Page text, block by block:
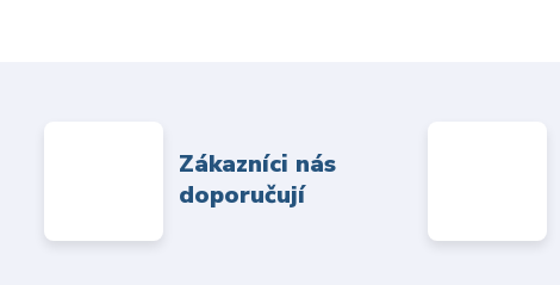
Zákazníci nás
doporučují